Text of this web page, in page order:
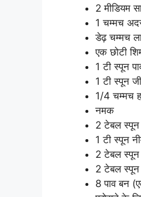
2 मीडियम
1 चम्मच
डेढ़ चम्मच
एक छोटी
1 टी स्पून
1 टी स्पून
1/4 चम्मच
नमक
2 टेबल
1 टी स्पून
2 टेबल
2 टेबल स्पून
8 पाव बन